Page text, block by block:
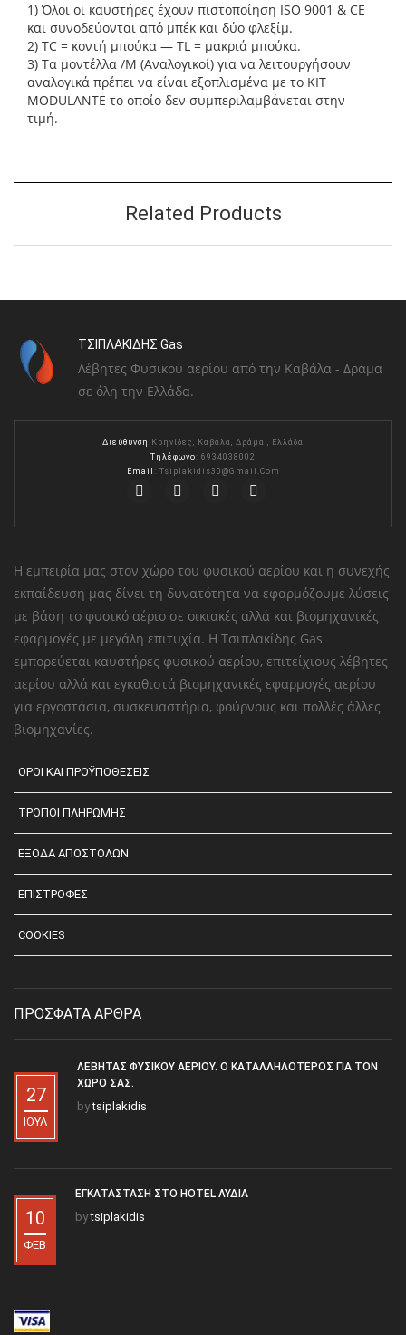
1) Όλοι οι καυστήρες έχουν πιστοποίηση ISO 9001 & CE
και συνοδεύονται από μπέκ και δύο φλεξίμ.
2) ΤC = κοντή μπούκα — TL = μακριά μπούκα.
3) Τα μοντέλλα /Μ (Αναλογικοί) για να λειτουργήσουν
αναλογικά πρέπει να είναι εξοπλισμένα με το ΚΙΤ
MODULANTE το οποίο δεν συμπεριλαμβάνεται στην
τιμή.
Related Products
ΤΣΙΠΛΑΚΙΔΗΣ Gas
Λέβητες Φυσικού αερίου από την Καβάλα - Δράμα
σε όλη την Ελλάδα.
Διεύθυνση :Κρηνίδες, Καβάλα, Δράμα , Ελλάδα
Τηλέφωνο : 6934038002
Email
: Tsiplakidis30@gmail.com
Η εμπειρία μας στον χώρο του φυσικού αερίου και η συνεχής
εκπαίδευση μας δίνει τη δυνατότητα να εφαρμόζουμε λύσεις
με βάση το φυσικό αέριο σε οικιακές αλλά και βιομηχανικές
εφαρμογές με μεγάλη επιτυχία. Η Τσιπλακίδης Gas
εμπορεύεται καυστήρες φυσικού αερίου, επιτείχιους λέβητες
αερίου αλλά και εγκαθιστά βιομηχανικές εφαρμογές αερίου
για εργοστάσια, συσκευαστήρια, φούρνους και πολλές άλλες
βιομηχανίες.
ΟΡΟΙ ΚΑΙ ΠΡΟΫΠΟΘΕΣΕΙΣ
ΤΡΟΠΟΙ ΠΛΗΡΩΜΗΣ
ΕΞΟΔΑ ΑΠΟΣΤΟΛΩΝ
ΕΠΙΣΤΡΟΦΕΣ
COOKIES
ΠΡΟΣΦΑΤΑ ΑΡΘΡΑ
27
ΙΟΎΛ
ΛΈΒΗΤΑΣ ΦΥΣΙΚΟΎ ΑΕΡΊΟΥ. Ο ΚΑΤΑΛΛΗΛΌΤΕΡΟΣ ΓΙΑ ΤΟΝ
ΧΏΡΟ ΣΑΣ.
bytsiplakidis
10
ΦΕΒ
ΕΓΚΑΤΆΣΤΑΣΗ ΣΤΟ HOTEL ΛΥΔΊΑ
bytsiplakidis